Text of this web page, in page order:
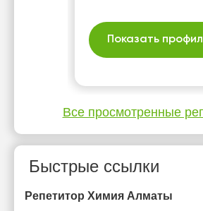
Показать
Все просмотренные
Быстрые ссылки
Репетитор Химия Алматы